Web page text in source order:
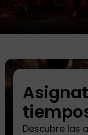
Descubre las